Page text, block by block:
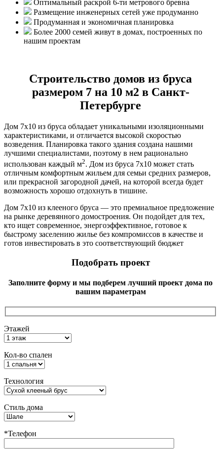
Оптимальный раскрой 6-ти метрового бревна
Размещение инженерных сетей уже продуманно
Продуманная и экономичная планировка
Более 2000 семей живут в домах, построенных по
нашим проектам
Строительство домов из бруса
размером 7 на 10 м2 в Санкт-
Петербурге
Дом 7х10 из бруса обладает уникальными изоляционными
характеристиками, и отличается высокой скоростью
возведения. Планировка такого здания создана нашими
лучшими специалистами, поэтому в нем рационально
использован каждый м2. Дом из бруса 7х10 может стать
отличным комфортным жильем для семьи средних размеров,
или прекрасной загородной дачей, на которой всегда будет
возможность хорошо отдохнуть в тишине.
Дом 7х10 из клееного бруса — это премиальное предложение
на рынке деревянного домостроения. Он подойдет для тех,
кто ищет современное, энергоэффективное, готовое к
быстрому заселению жилье без компромиссов в качестве и
готов инвестировать в это соответствующий бюджет
Подобрать проект
Заполните форму и мы подберем лучший проект дома по
вашим параметрам
Этажей
Кол-во спален
Технология
Стиль дома
*Телефон